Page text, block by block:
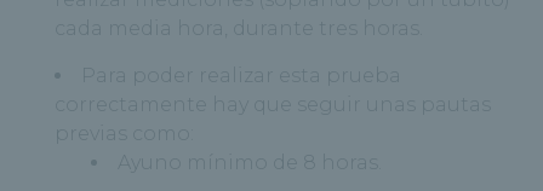
cada media hora, durante tres horas.
Para poder realizar esta prueba
correctamente hay que seguir unas pautas
previas como:
Ayuno mínimo de 8 horas.